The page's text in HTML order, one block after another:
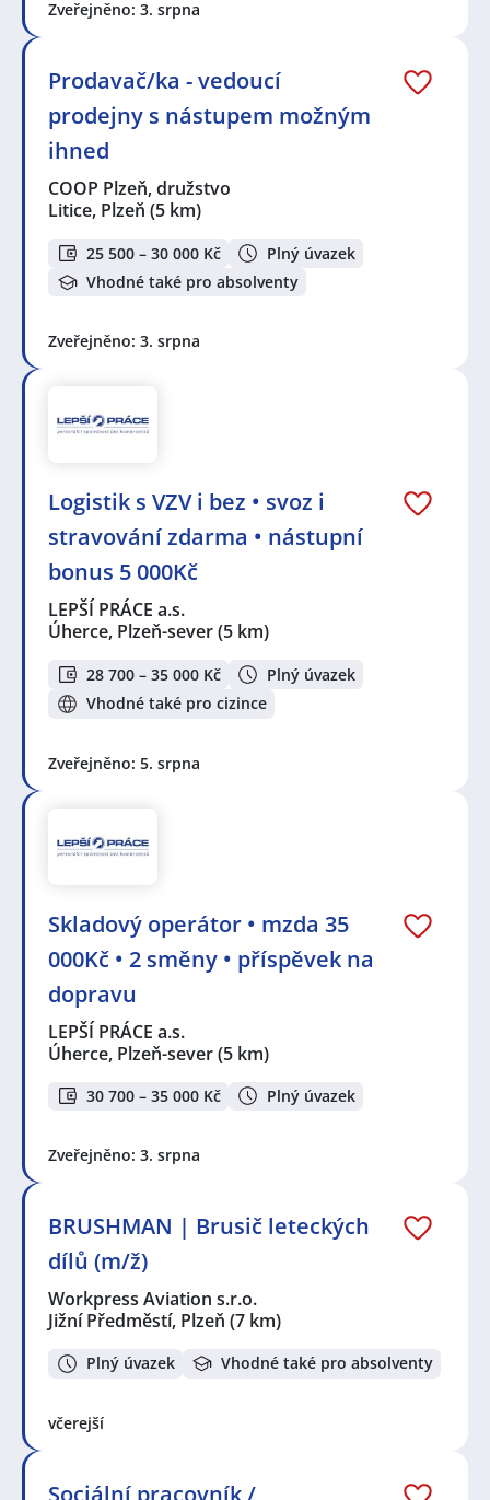
Zveřejněno: 3. srpna
Prodavač/ka - vedoucí
prodejny s nástupem možným
ihned
COOP Plzeň, družstvo
Litice, Plzeň (5 km)
25 500 – 30 000 Kč
Plný úvazek
Vhodné také pro absolventy
Zveřejněno: 3. srpna
Logistik s VZV i bez • svoz i
stravování zdarma • nástupní
bonus 5 000Kč
LEPŠÍ PRÁCE a.s.
Úherce, Plzeň-sever(5 km)
28 700 – 35 000 Kč
Plný úvazek
Vhodné také pro cizince
Zveřejněno: 5. srpna
Skladový operátor • mzda 35
000Kč • 2 směny • příspěvek na
dopravu
LEPŠÍ PRÁCE a.s.
Úherce, Plzeň-sever(5 km)
30 700 – 35 000 Kč Plný úvazek
Zveřejněno: 3. srpna
BRUSHMAN | Brusič leteckých
dílů (m/ž)
Workpress Aviation s.r.o.
Jižní Předměstí, Plzeň (7 km)
Plný úvazek Vhodné také pro absolventy
včerejší
Sociální pracovník /